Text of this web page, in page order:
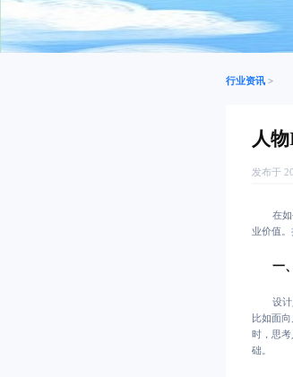
行业资讯 >
人
发布于
在
业价值
一
设
比如面
时，思
础。